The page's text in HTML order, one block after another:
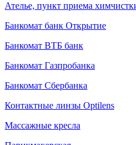
Ателье, пункт приема
Банкомат банк Открытие
Банкомат ВТБ банк
Банкомат Газпробанка
Банкомат Сбербанка
Контактные линзы Optilens
Массажные кресла